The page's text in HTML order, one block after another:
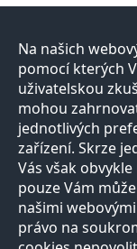
Na našich
pomocí kterých
uživatelskou
mohou
jednotlivých
zařízení. Skrze
Vás však
pouze Vám
našimi
právo na